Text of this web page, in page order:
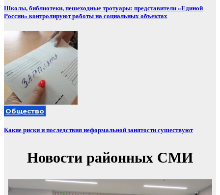
Школы, библиотеки, пешеходные тротуары: представители «Единой
России» контролируют работы на социальных объектах
Общество
Какие риски и последствия неформальной занятости существуют